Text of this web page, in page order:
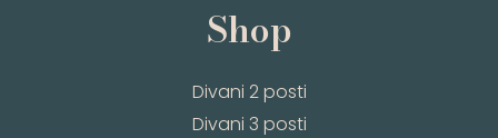
Shop
Divani 2 posti
Divani 3 posti